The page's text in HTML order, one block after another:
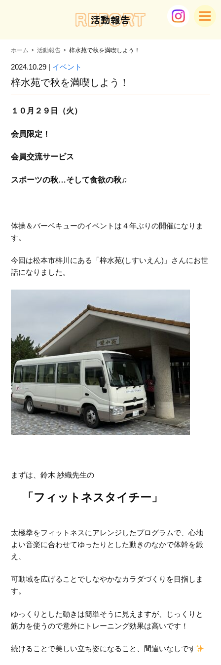
REPORT
活動報告
ホーム 活動報告 梓水苑で秋を満喫しよう！
2024.10.29 | イベント
梓水苑で秋を満喫しよう！
１０月２９日（火）
会員限定！
会員交流サービス
スポーツの秋…そして食欲の秋♫
体操＆バーベキューのイベントは４年ぶりの開催になりま
す。
今回は松本市梓川にある「梓水苑(しすいえん)」さんにお世
話になりました。
まずは、鈴木 紗織先生の
「フィットネスタイチー」
太極拳をフィットネスにアレンジしたプログラムで、心地
よい音楽に合わせてゆったりとした動きのなかで体幹を鍛
え、
可動域を広げることでしなやかなカラダづくりを目指しま
す。
ゆっくりとした動きは簡単そうに見えますが、じっくりと
筋力を使うので意外にトレーニング効果は高いです！
続けることで美しい立ち姿になること、間違いなしです